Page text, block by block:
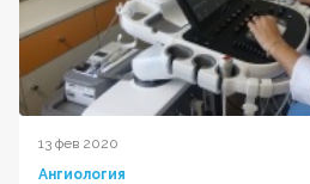
13 фев 2020
Ангиология